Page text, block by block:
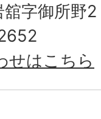
字御所野2
せはこちら